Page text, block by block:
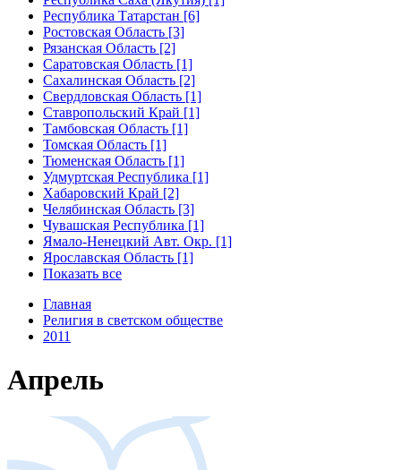
Республика Татарстан [6]
Ростовская Область [3]
Рязанская Область [2]
Саратовская Область [1]
Сахалинская Область [2]
Свердловская Область [1]
Ставропольский Край [1]
Тамбовская Область [1]
Томская Область [1]
Тюменская Область [1]
Удмуртская Республика [1]
Хабаровский Край [2]
Челябинская Область [3]
Чувашская Республика [1]
Ямало-Ненецкий Авт. Окр. [1]
Ярославская Область [1]
Показать все
Главная
Религия в светском обществе
2011
Апрель